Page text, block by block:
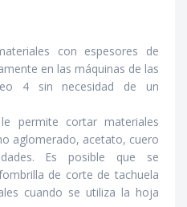
con espesores de
en las máquinas de las
4 sin necesidad de un
permite cortar materiales
aglomerado, acetato, cuero
Es posible que se
de corte de tachuela
cuando se utiliza la hoja